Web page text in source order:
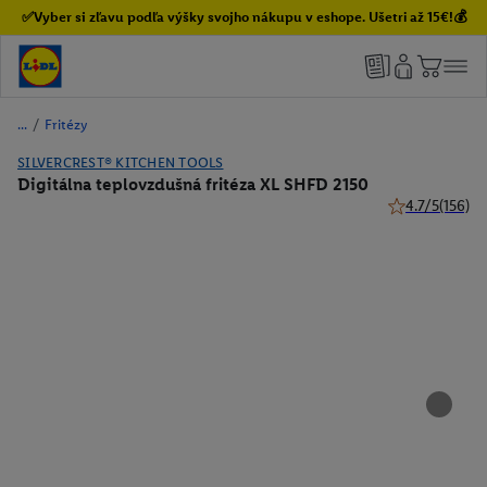
✅Vyber si zľavu podľa výšky svojho nákupu v eshope. Ušetri až 15€!💰
/ Fritézy
SILVERCREST® KITCHEN TOOLS
Digitálna teplovzdušná fritéza XL SHFD 2150
4.7/5(156)